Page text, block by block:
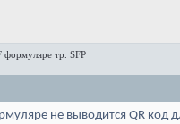
формуляре тр. SFP
не выводится QR